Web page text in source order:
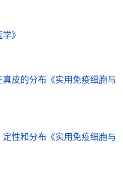
》
真皮的分布 《实用免疫细胞与
定性和分布 《实用免疫细胞与